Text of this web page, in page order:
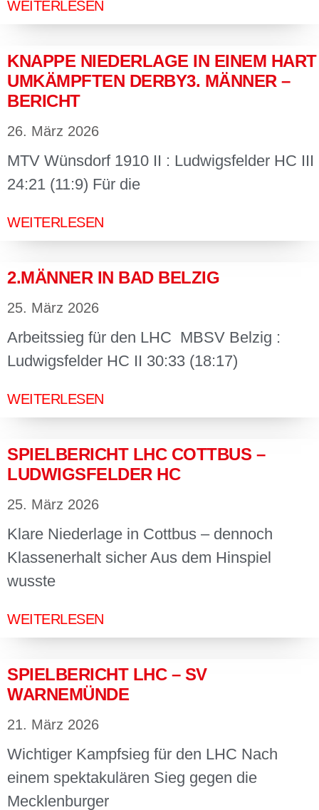
WEITERLESEN
KNAPPE NIEDERLAGE IN EINEM HART
UMKÄMPFTEN DERBY3. MÄNNER –
BERICHT
26. März 2026
MTV Wünsdorf 1910 II : Ludwigsfelder HC III
24:21 (11:9) Für die
WEITERLESEN
2.MÄNNER IN BAD BELZIG
25. März 2026
Arbeitssieg für den LHC MBSV Belzig :
Ludwigsfelder HC II 30:33 (18:17)
WEITERLESEN
SPIELBERICHT LHC COTTBUS –
LUDWIGSFELDER HC
25. März 2026
Klare Niederlage in Cottbus – dennoch
Klassenerhalt sicher Aus dem Hinspiel
wusste
WEITERLESEN
SPIELBERICHT LHC – SV
WARNEMÜNDE
21. März 2026
Wichtiger Kampfsieg für den LHC Nach
einem spektakulären Sieg gegen die
Mecklenburger